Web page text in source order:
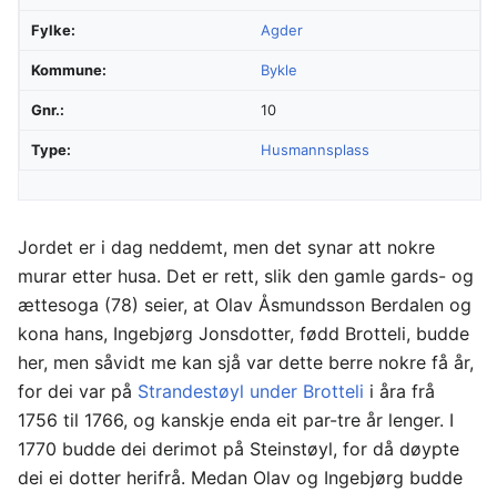
Fylke: Agder
Kommune: Bykle
Gnr.: 10
Type: Husmannsplass
Jordet er i dag neddemt, men det synar att nokre
murar etter husa. Det er rett, slik den gamle gards- og
ættesoga (78) seier, at Olav Åsmundsson Berdalen og
kona hans, Ingebjørg Jonsdotter, fødd Brotteli, budde
her, men såvidt me kan sjå var dette berre nokre få år,
for dei var på Strandestøyl under Brotteli i åra frå
1756 til 1766, og kanskje enda eit par-tre år lenger. I
1770 budde dei derimot på Steinstøyl, for då døypte
dei ei dotter herifrå. Medan Olav og Ingebjørg budde